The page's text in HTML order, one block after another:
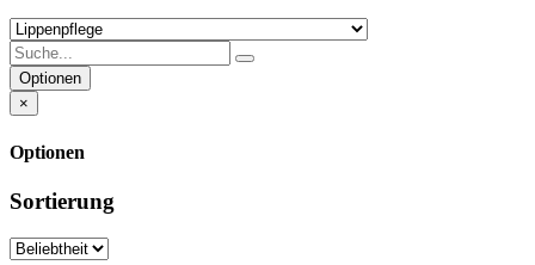
Optionen
×
Optionen
Sortierung